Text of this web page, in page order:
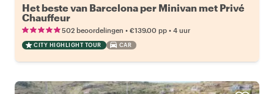
Het beste van Barcelona per Minivan met Privé
Chauffeur
502 beoordelingen • €139.00 pp • 4 uur
CITY HIGHLIGHT TOUR CAR